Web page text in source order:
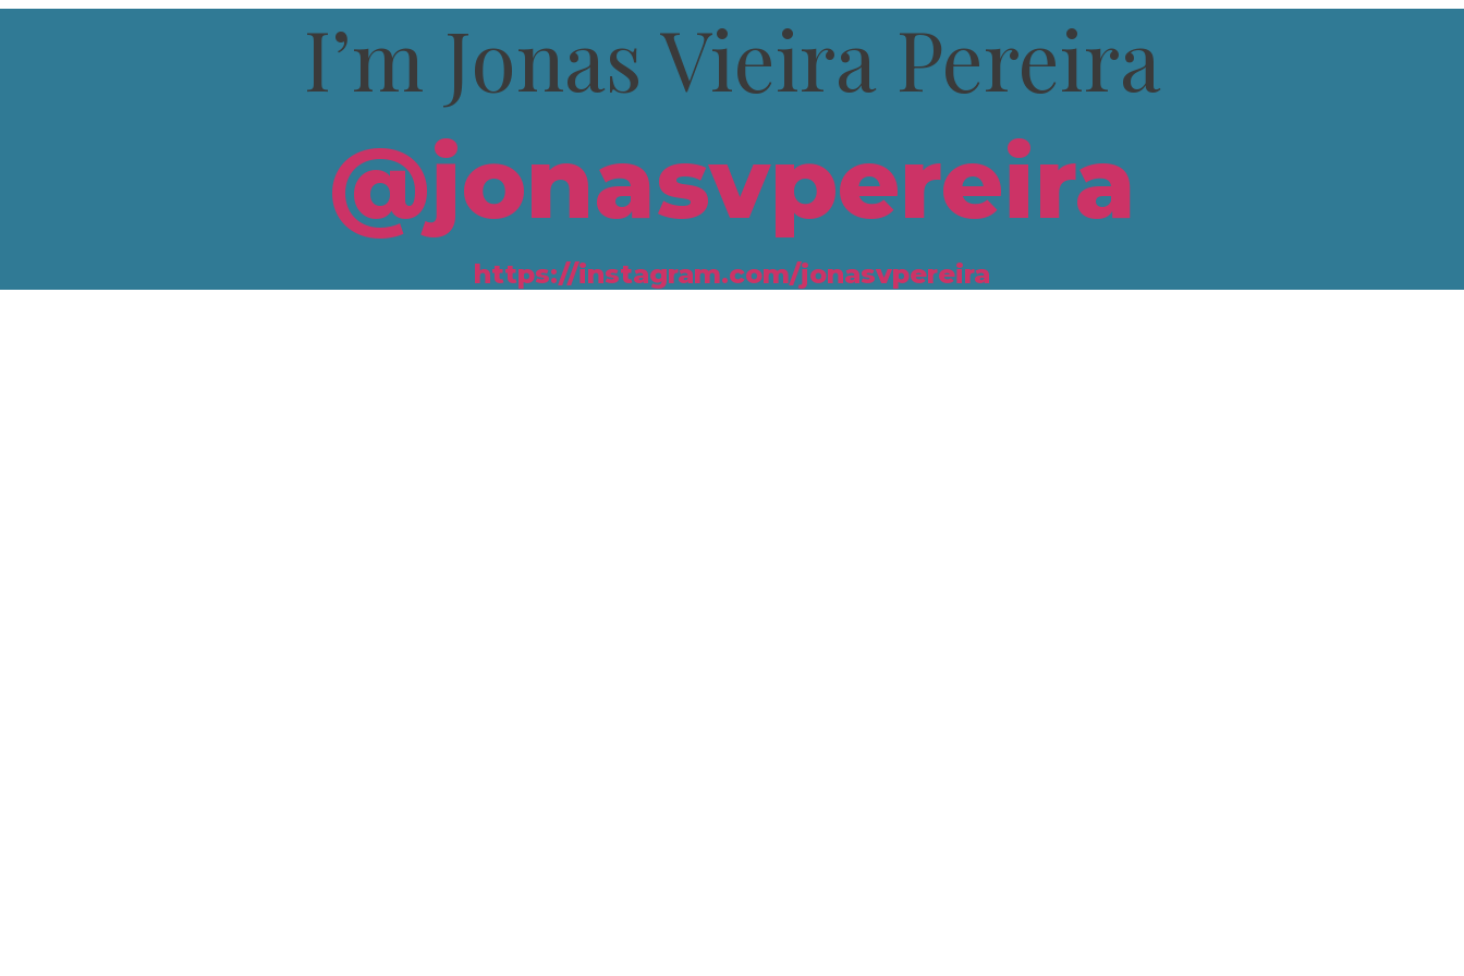
I’m Jonas Vieira Pereira
@jonasvpereira
https://instagram.com/jonasvpereira